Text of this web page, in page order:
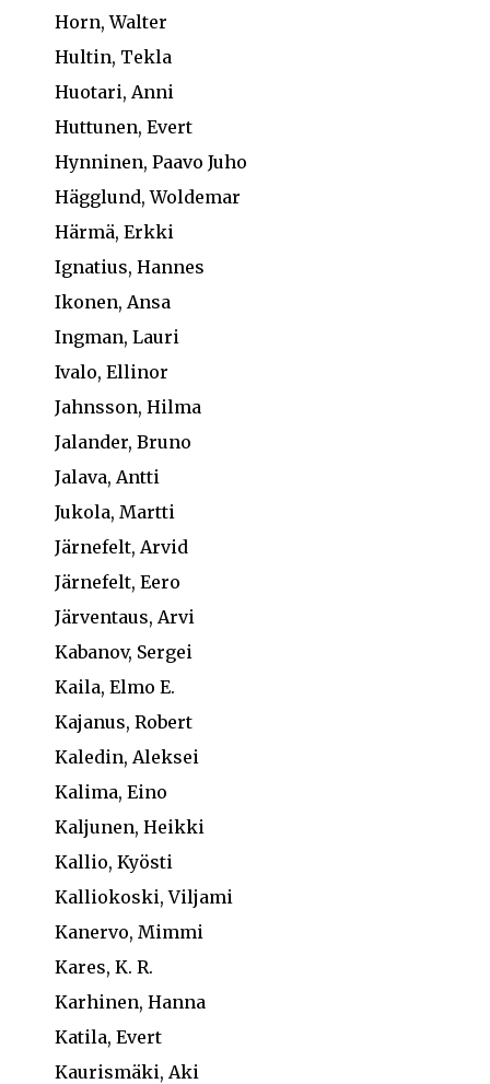
Horn, Walter
Hultin, Tekla
Huotari, Anni
Huttunen, Evert
Hynninen, Paavo Juho
Hägglund, Woldemar
Härmä, Erkki
Ignatius, Hannes
Ikonen, Ansa
Ingman, Lauri
Ivalo, Ellinor
Jahnsson, Hilma
Jalander, Bruno
Jalava, Antti
Jukola, Martti
Järnefelt, Arvid
Järnefelt, Eero
Järventaus, Arvi
Kabanov, Sergei
Kaila, Elmo E.
Kajanus, Robert
Kaledin, Aleksei
Kalima, Eino
Kaljunen, Heikki
Kallio, Kyösti
Kalliokoski, Viljami
Kanervo, Mimmi
Kares, K. R.
Karhinen, Hanna
Katila, Evert
Kaurismäki, Aki